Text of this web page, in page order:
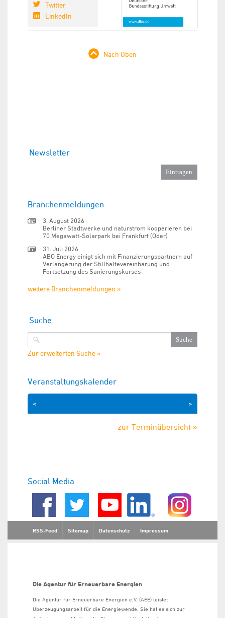
Twitter
LinkedIn
Nach Oben
Newsletter
Branchenmeldungen
3. August 2026
Berliner Stadtwerke und naturstrom kooperieren bei
70 Megawatt-Solarpark bei Frankfurt (Oder)
31. Juli 2026
ABO Energy einigt sich mit Finanzierungspartnern auf
Verlängerung der Stillhaltevereinbarung und
Fortsetzung des Sanierungskurses
weitere Branchenmeldungen »
Suche
Zur erweiterten Suche »
Veranstaltungskalender
>
<
zur Terminübersicht »
Social Media
RSS-Feed Sitemap Datenschutz Impressum
Die Agentur für Erneuerbare Energien
Die Agentur für Erneuerbare Energien e.V. (AEE) leistet
Überzeugungsarbeit für die Energiewende. Sie hat es sich zur